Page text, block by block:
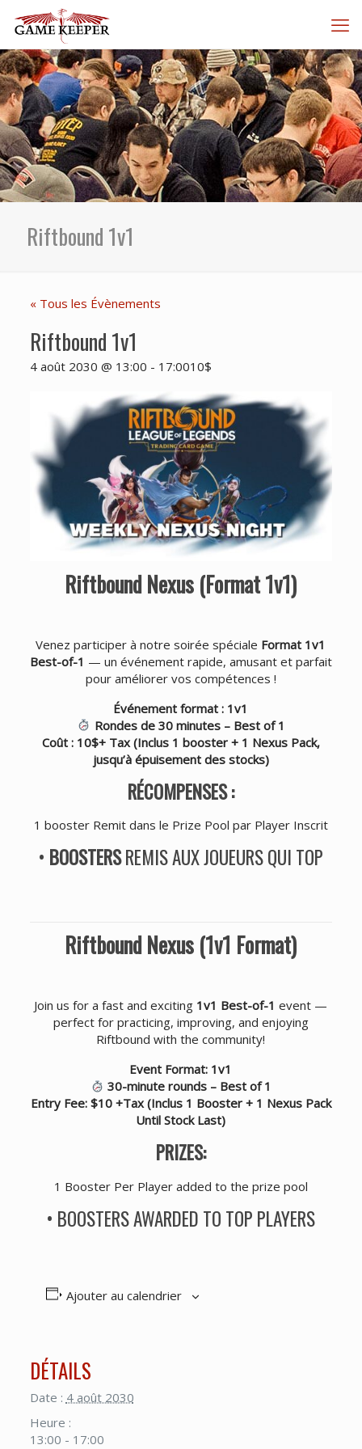
Riftbound 1v1
« Tous les Évènements
Riftbound 1v1
4 août 2030 @ 13:00 - 17:0010$
Riftbound Nexus (Format 1v1)
Venez participer à notre soirée spéciale Format 1v1
Best-of-1 — un événement rapide, amusant et parfait
pour améliorer vos compétences !
Événement format : 1v1
Rondes de 30 minutes – Best of 1
Coût : 10$+ Tax (Inclus 1 booster + 1 Nexus Pack,
jusqu’à épuisement des stocks)
RÉCOMPENSES :
1 booster Remit dans le Prize Pool par Player Inscrit
• BOOSTERSREMIS AUX JOUEURS QUI TOP
Riftbound Nexus (1v1 Format)
Join us for a fast and exciting 1v1 Best-of-1 event —
perfect for practicing, improving, and enjoying
Riftbound with the community!
Event Format: 1v1
30-minute rounds – Best of 1
Entry Fee: $10 +Tax (Inclus 1 Booster + 1 Nexus Pack
Until Stock Last)
PRIZES:
1 Booster Per Player added to the prize pool
• BOOSTERS AWARDED TO TOP PLAYERS
Ajouter au calendrier
DÉTAILS
Date : 4 août 2030
Heure :
13:00 - 17:00